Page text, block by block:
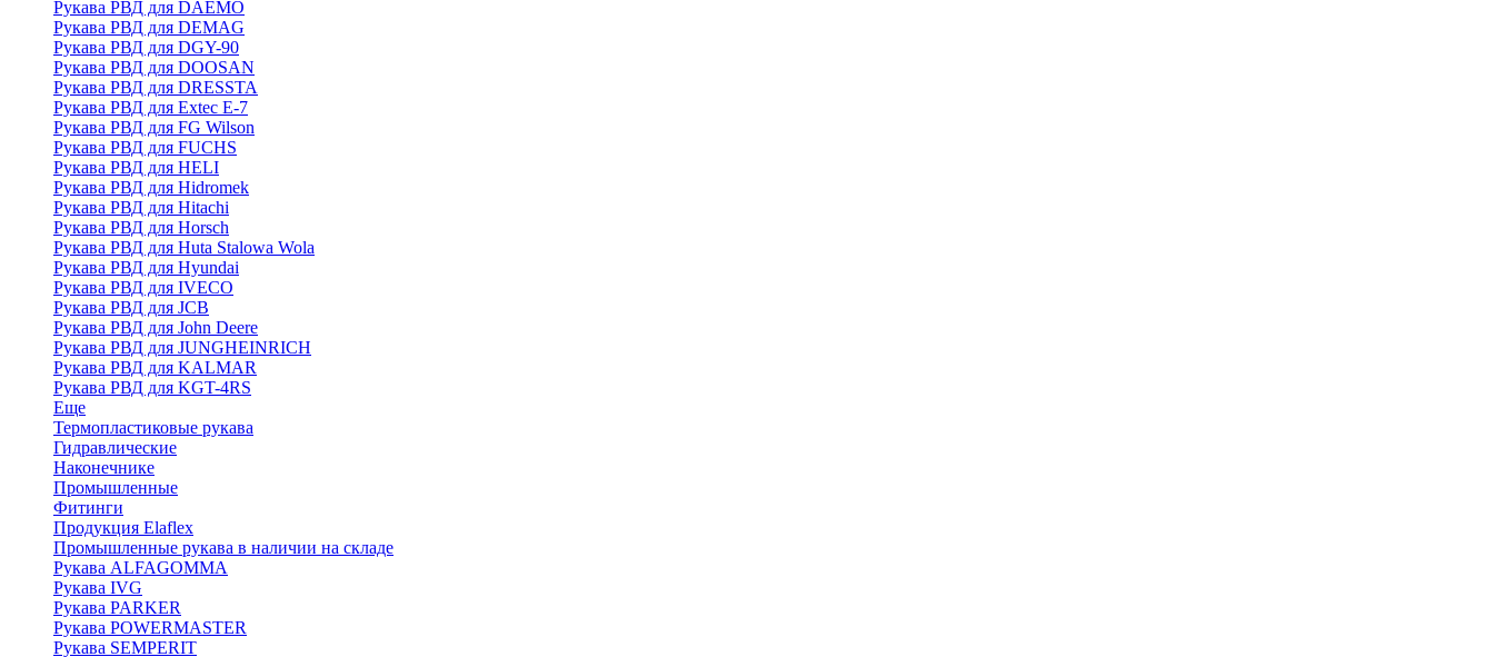
Рукава РВД для DAEMO
Рукава РВД для DEMAG
Рукава РВД для DGY-90
Рукава РВД для DOOSAN
Рукава РВД для DRESSTA
Рукава РВД для Extec E-7
Рукава РВД для FG Wilson
Рукава РВД для FUCHS
Рукава РВД для HELI
Рукава РВД для Hidromek
Рукава РВД для Hitachi
Рукава РВД для Horsch
Рукава РВД для Huta Stalowa Wola
Рукава РВД для Hyundai
Рукава РВД для IVECO
Рукава РВД для JCB
Рукава РВД для John Deere
Рукава РВД для JUNGHEINRICH
Рукава РВД для KALMAR
Рукава РВД для KGT-4RS
Еще
Термопластиковые рукава
Гидравлические
Наконечнике
Промышленные
Фитинги
Продукция Elaflex
Промышленные рукава в наличии на складе
Рукава ALFAGOMMA
Рукава IVG
Рукава PARKER
Рукава POWERMASTER
Рукава SEMPERIT